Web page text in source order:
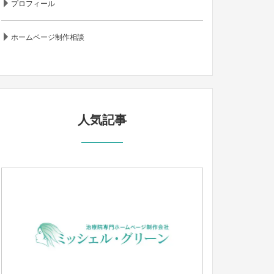
プロフィール
ホームページ制作相談
人気記事